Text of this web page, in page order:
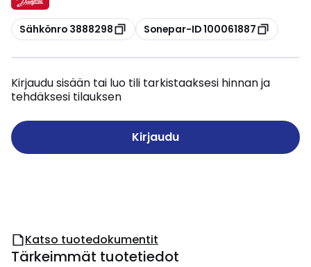
Kopioi
Sähkönro 3888298 Kopioi
Sonepar-ID 100061887
Kirjaudu sisään tai luo tili tarkistaaksesi hinnan ja
tehdäksesi tilauksen
Kirjaudu
Katso tuotedokumentit
Tärkeimmät tuotetiedot